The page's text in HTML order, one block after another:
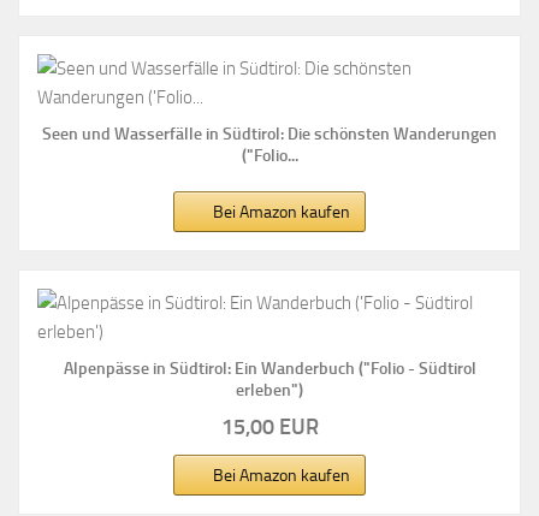
Seen und Wasserfälle in Südtirol: Die schönsten Wanderungen
("Folio...
Bei Amazon kaufen
Alpenpässe in Südtirol: Ein Wanderbuch ("Folio - Südtirol
erleben")
15,00 EUR
Bei Amazon kaufen